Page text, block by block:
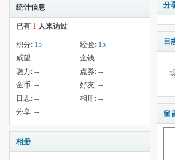
统计信息
已有 1 人来访过
积分: 15 经验: 15
威望: -- 金钱: --
魅力: -- 点券: --
金币: -- 好友: --
日志: -- 相册: --
分享: --
相册
分
日
留